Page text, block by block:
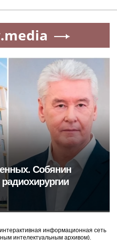
Собянин
интерактивная информационная сеть
интелектуальным архивом).